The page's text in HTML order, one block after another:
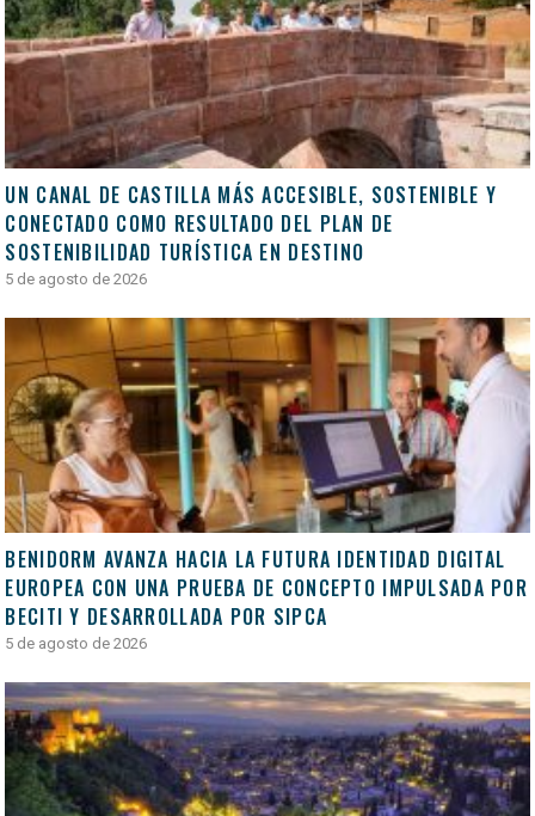
UN CANAL DE CASTILLA MÁS ACCESIBLE, SOSTENIBLE Y
CONECTADO COMO RESULTADO DEL PLAN DE
SOSTENIBILIDAD TURÍSTICA EN DESTINO
5 de agosto de 2026
BENIDORM AVANZA HACIA LA FUTURA IDENTIDAD DIGITAL
EUROPEA CON UNA PRUEBA DE CONCEPTO IMPULSADA POR
BECITI Y DESARROLLADA POR SIPCA
5 de agosto de 2026